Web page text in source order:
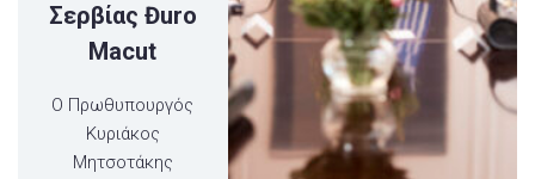
Σερβίας Đuro
Macut
O Πρωθυπουργός
Κυριάκος
Μητσοτάκης